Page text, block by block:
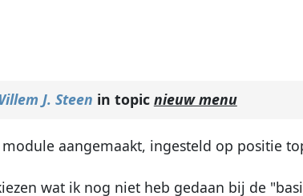
J. Steen in topic nieuw menu
aangemaakt, ingesteld op positie
wat ik nog niet heb gedaan bij de